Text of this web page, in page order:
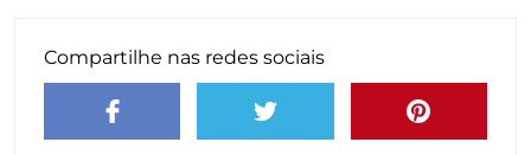
Compartilhe nas redes sociais